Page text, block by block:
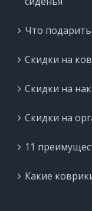
Что
Скидки на
Скидки на
Скидки на
11
Какие